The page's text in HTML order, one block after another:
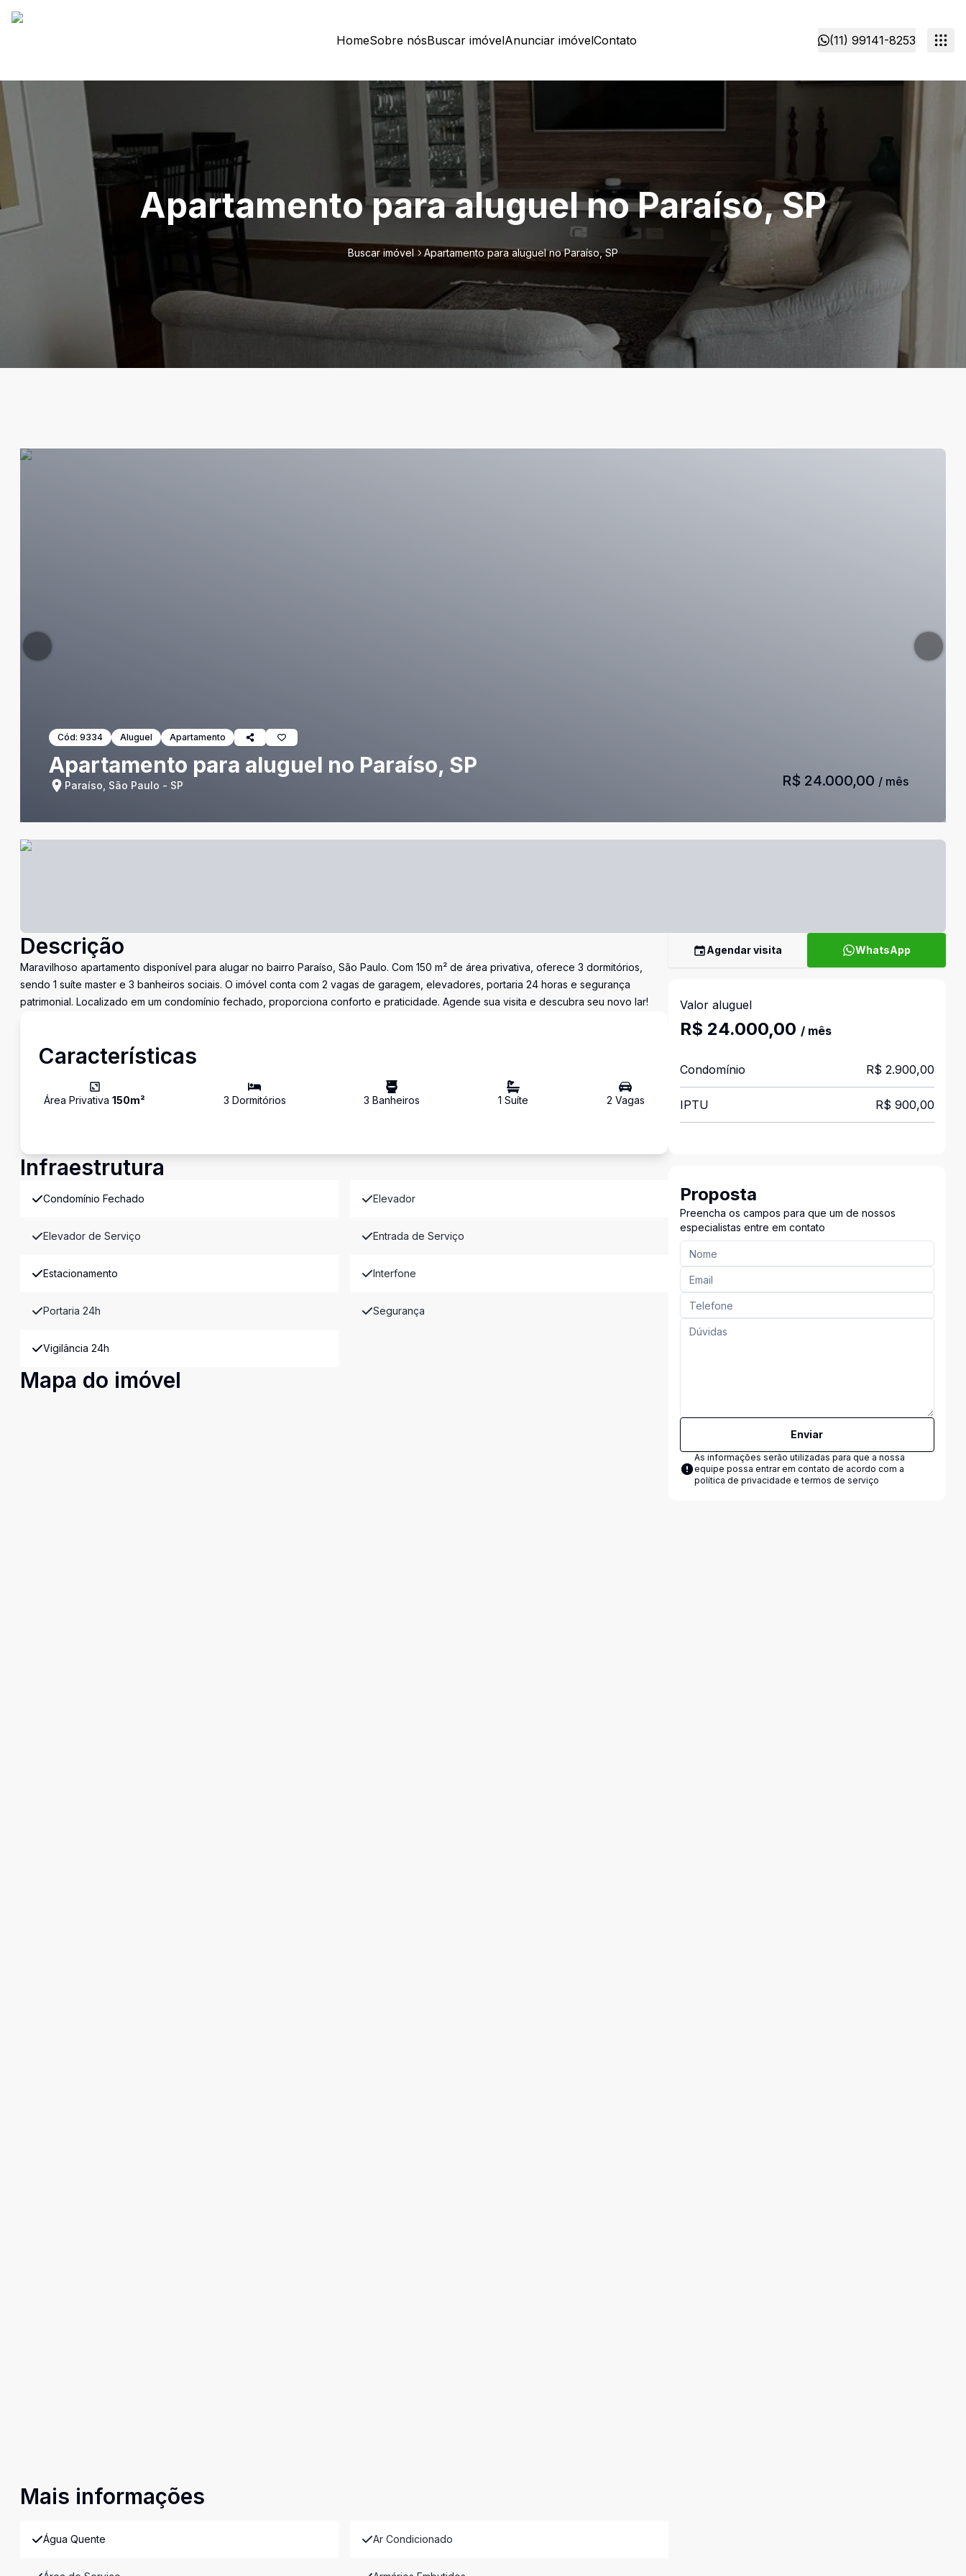
HomeSobre nósBuscar imóvelAnunciar imóvelContato (11) 99141-8253
Apartamento para aluguel no Paraíso, SP
Buscar imóvel Apartamento para aluguel no Paraíso, SP
Cód: 9334 Aluguel Apartamento
Apartamento para aluguel no Paraíso, SP
Paraíso, São Paulo - SP R$ 24.000,00 / mês
Descrição
Maravilhoso apartamento disponível para alugar no bairro Paraíso, São Paulo. Com 150 m² de área privativa, oferece 3 dormitórios,
sendo 1 suíte master e 3 banheiros sociais. O imóvel conta com 2 vagas de garagem, elevadores, portaria 24 horas e segurança
patrimonial. Localizado em um condomínio fechado, proporciona conforto e praticidade. Agende sua visita e descubra seu novo lar!
Características
Área Privativa 150m² 3 Dormitórios 3 Banheiros 1 Suíte 2 Vagas
Infraestrutura
Condomínio Fechado Elevador
Elevador de Serviço Entrada de Serviço
Estacionamento Interfone
Portaria 24h Segurança
Vigilância 24h
Mapa do imóvel
Mais informações
Água Quente Ar Condicionado
Agendar visita WhatsApp
Valor aluguel
R$ 24.000,00 / mês
Condomínio R$ 2.900,00
IPTU R$ 900,00
Proposta
Preencha os campos para que um de nossos
especialistas entre em contato
Enviar
As informações serão utilizadas para que a nossa
equipe possa entrar em contato de acordo com a
política de privacidade e termos de serviço